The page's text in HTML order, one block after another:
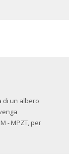
di un albero
- MPZT, per